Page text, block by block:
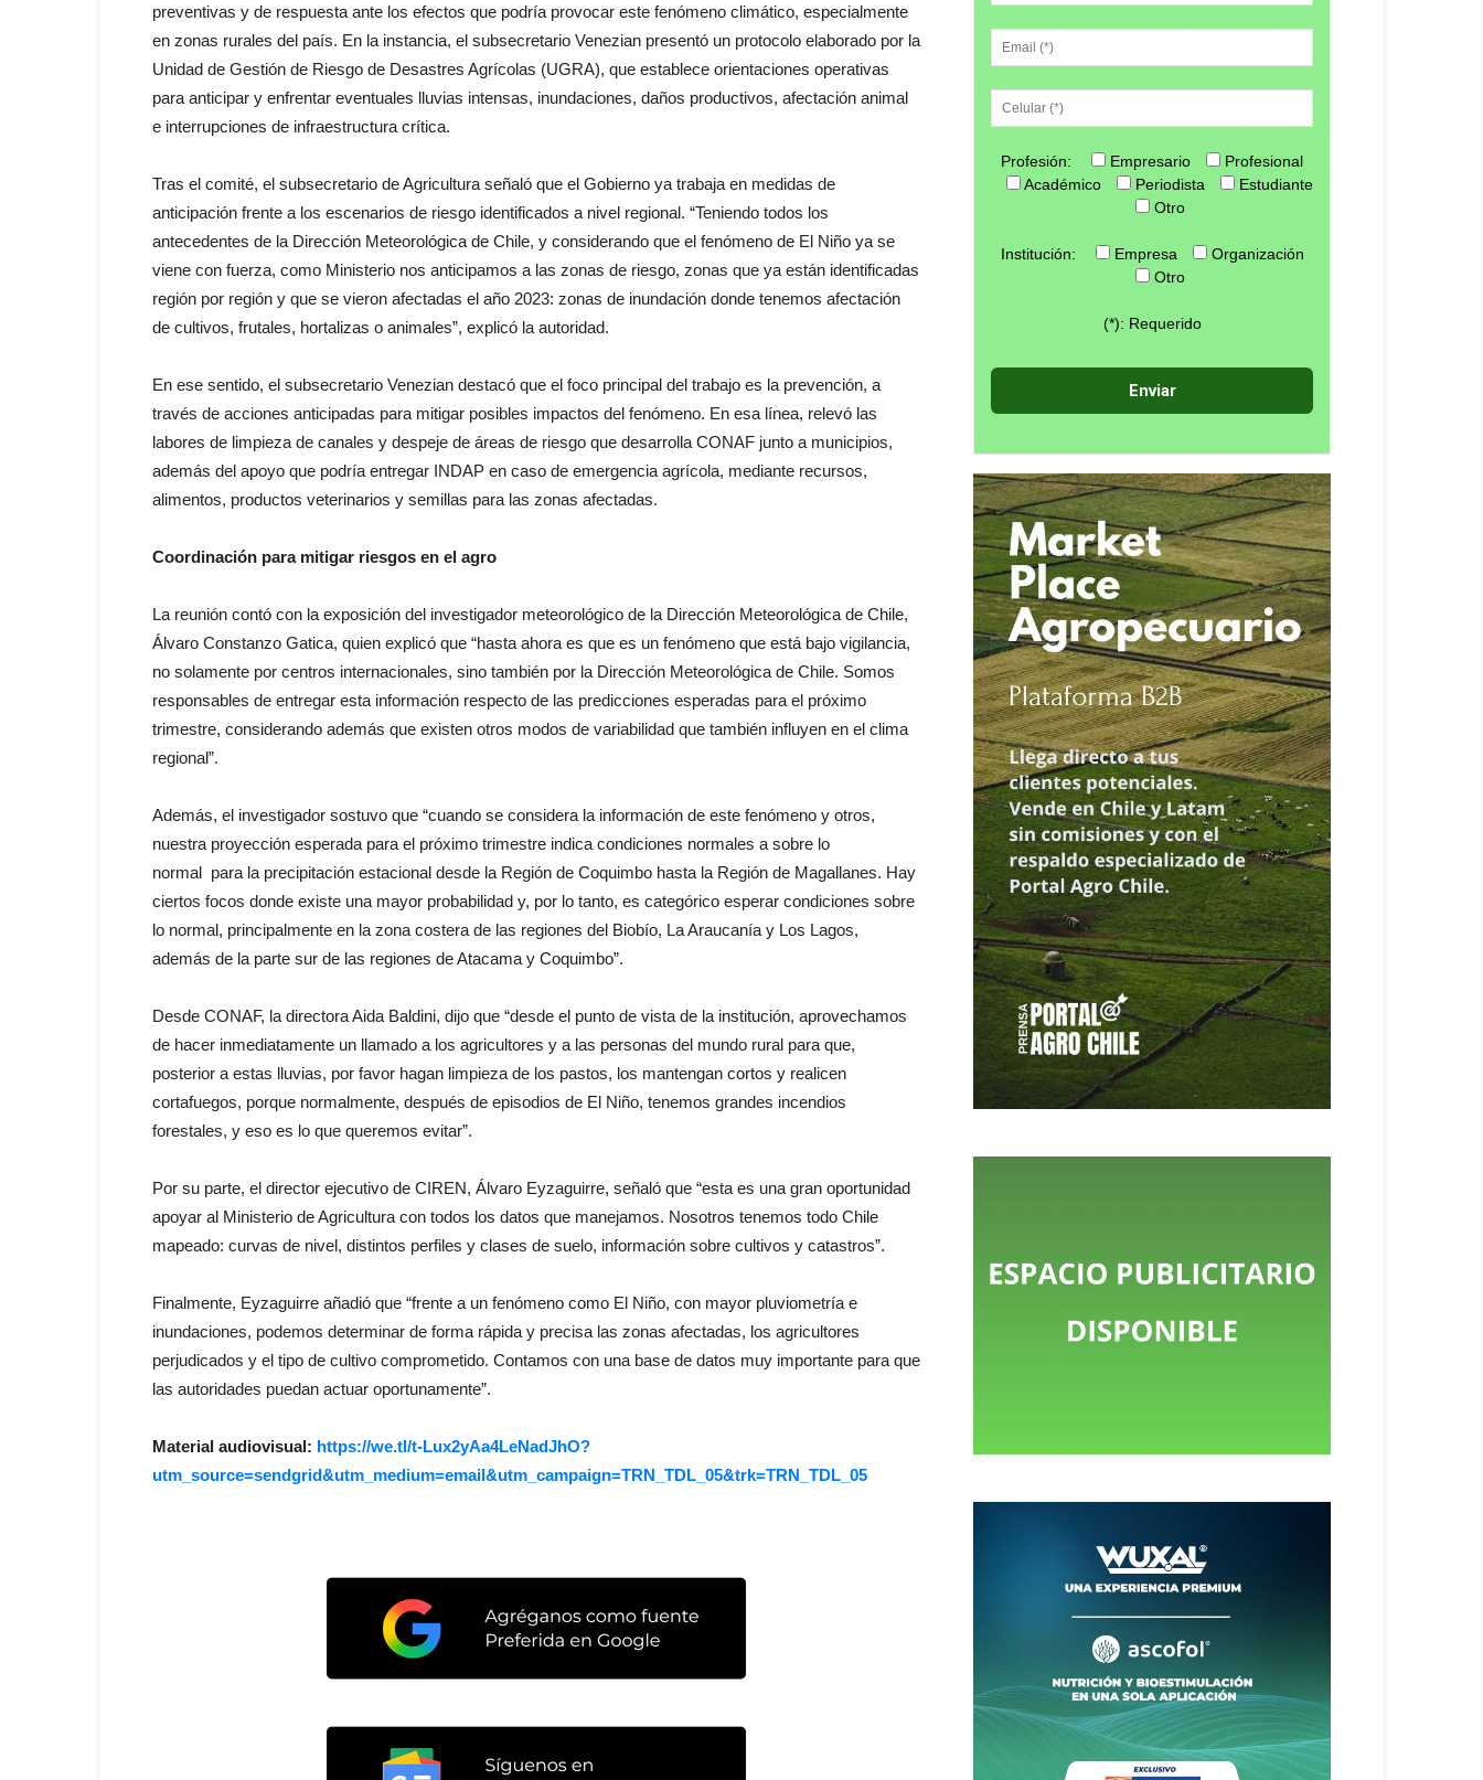
preventivas y de respuesta ante los efectos que podría provocar este fenómeno climático, especialmente
en zonas rurales del país. En la instancia, el subsecretario Venezian presentó un protocolo elaborado por la
Unidad de Gestión de Riesgo de Desastres Agrícolas (UGRA), que establece orientaciones operativas
para anticipar y enfrentar eventuales lluvias intensas, inundaciones, daños productivos, afectación animal
e interrupciones de infraestructura crítica.
Tras el comité, el subsecretario de Agricultura señaló que el Gobierno ya trabaja en medidas de
anticipación frente a los escenarios de riesgo identificados a nivel regional. “Teniendo todos los
antecedentes de la Dirección Meteorológica de Chile, y considerando que el fenómeno de El Niño ya se
viene con fuerza, como Ministerio nos anticipamos a las zonas de riesgo, zonas que ya están identificadas
región por región y que se vieron afectadas el año 2023: zonas de inundación donde tenemos afectación
de cultivos, frutales, hortalizas o animales”, explicó la autoridad.
En ese sentido, el subsecretario Venezian destacó que el foco principal del trabajo es la prevención, a
través de acciones anticipadas para mitigar posibles impactos del fenómeno. En esa línea, relevó las
labores de limpieza de canales y despeje de áreas de riesgo que desarrolla CONAF junto a municipios,
además del apoyo que podría entregar INDAP en caso de emergencia agrícola, mediante recursos,
alimentos, productos veterinarios y semillas para las zonas afectadas.
Coordinación para mitigar riesgos en el agro
La reunión contó con la exposición del investigador meteorológico de la Dirección Meteorológica de Chile,
Álvaro Constanzo Gatica, quien explicó que “hasta ahora es que es un fenómeno que está bajo vigilancia,
no solamente por centros internacionales, sino también por la Dirección Meteorológica de Chile. Somos
responsables de entregar esta información respecto de las predicciones esperadas para el próximo
trimestre, considerando además que existen otros modos de variabilidad que también influyen en el clima
regional”.
Además, el investigador sostuvo que “cuando se considera la información de este fenómeno y otros,
nuestra proyección esperada para el próximo trimestre indica condiciones normales a sobre lo
normal para la precipitación estacional desde la Región de Coquimbo hasta la Región de Magallanes. Hay
ciertos focos donde existe una mayor probabilidad y, por lo tanto, es categórico esperar condiciones sobre
lo normal, principalmente en la zona costera de las regiones del Biobío, La Araucanía y Los Lagos,
además de la parte sur de las regiones de Atacama y Coquimbo”.
Desde CONAF, la directora Aida Baldini, dijo que “desde el punto de vista de la institución, aprovechamos
de hacer inmediatamente un llamado a los agricultores y a las personas del mundo rural para que,
posterior a estas lluvias, por favor hagan limpieza de los pastos, los mantengan cortos y realicen
cortafuegos, porque normalmente, después de episodios de El Niño, tenemos grandes incendios
forestales, y eso es lo que queremos evitar”.
Por su parte, el director ejecutivo de CIREN, Álvaro Eyzaguirre, señaló que “esta es una gran oportunidad
apoyar al Ministerio de Agricultura con todos los datos que manejamos. Nosotros tenemos todo Chile
mapeado: curvas de nivel, distintos perfiles y clases de suelo, información sobre cultivos y catastros”.
Finalmente, Eyzaguirre añadió que “frente a un fenómeno como El Niño, con mayor pluviometría e
inundaciones, podemos determinar de forma rápida y precisa las zonas afectadas, los agricultores
perjudicados y el tipo de cultivo comprometido. Contamos con una base de datos muy importante para que
las autoridades puedan actuar oportunamente”.
Material audiovisual: https://we.tl/t-Lux2yAa4LeNadJhO?
utm_source=sendgrid&utm_medium=email&utm_campaign=TRN_TDL_05&trk=TRN_TDL_05
Profesión: Empresario
Profesional
Académico
Periodista
Estudiante
Otro
Institución: Empresa
Organización
Otro
(*): Requerido